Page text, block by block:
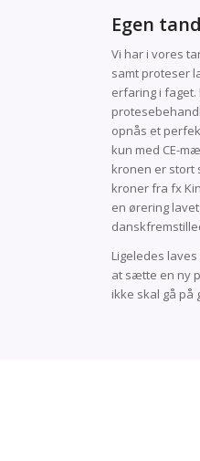
Egen
Vi har i vores
samt proteser
erfaring i faget.
opnås et
kun med CE-
kronen er stort
kroner fra fx
en ørering
Ligeledes
at sætte en ny
ikke skal gå